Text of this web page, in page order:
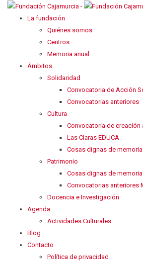
La fundación
Quiénes somos
Centros
Memoria anual
Ámbitos
Solidaridad
Convocatoria de Acción
Convocatorias anteriores
Cultura
Convocatoria de creación
Las Claras EDUCA
Cosas dignas de memoria
Patrimonio
Cosas dignas de memoria
Convocatorias anteriores
Docencia e Investigación
Agenda
Actividades Culturales
Blog
Contacto
Política de privacidad